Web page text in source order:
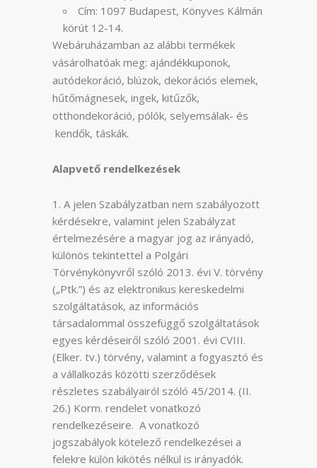
Cím: 1097 Budapest, Könyves Kálmán
körút 12-14.
Webáruházamban az alábbi termékek
vásárolhatóak meg: ajándékkuponok,
autódekoráció, blúzok, dekorációs elemek,
hűtőmágnesek, ingek, kitűzők,
otthondekoráció, pólók, selyemsálak- és
kendők, táskák.
Alapvető rendelkezések
A jelen Szabályzatban nem szabályozott
kérdésekre, valamint jelen Szabályzat
értelmezésére a magyar jog az irányadó,
különös tekintettel a Polgári
Törvénykönyvről szóló 2013. évi V. törvény
(„Ptk.”) és az elektronikus kereskedelmi
szolgáltatások, az információs
társadalommal összefüggő szolgáltatások
egyes kérdéseiről szóló 2001. évi CVIII.
(Elker. tv.) törvény, valamint a fogyasztó és
a vállalkozás közötti szerződések
részletes szabályairól szóló 45/2014. (II.
26.) Korm. rendelet vonatkozó
rendelkezéseire. A vonatkozó
jogszabályok kötelező rendelkezései a
felekre külön kikötés nélkül is irányadók.